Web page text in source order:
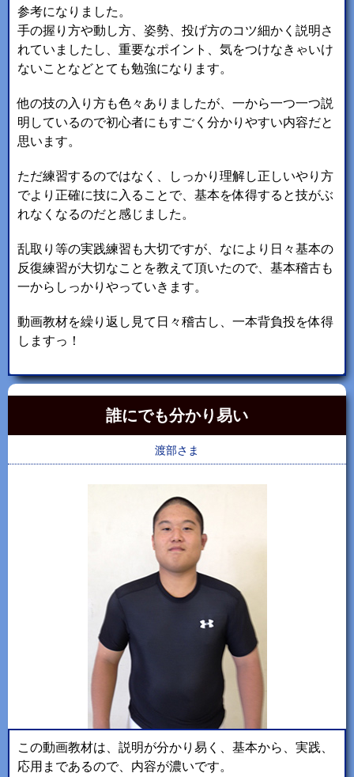
参考になりました。
手の握り方や動し方、姿勢、投げ方のコツ細かく説明さ
れていましたし、重要なポイント、気をつけなきゃいけ
ないことなどとても勉強になります。
他の技の入り方も色々ありましたが、一から一つ一つ説
明しているので初心者にもすごく分かりやすい内容だと
思います。
ただ練習するのではなく、しっかり理解し正しいやり方
でより正確に技に入ることで、基本を体得すると技がぶ
れなくなるのだと感じました。
乱取り等の実践練習も大切ですが、なにより日々基本の
反復練習が大切なことを教えて頂いたので、基本稽古も
一からしっかりやっていきます。
動画教材を繰り返し見て日々稽古し、一本背負投を体得
しますっ！
誰にでも分かり易い
渡部さま
この動画教材は、説明が分かり易く、基本から、実践、
応用まであるので、内容が濃いです。